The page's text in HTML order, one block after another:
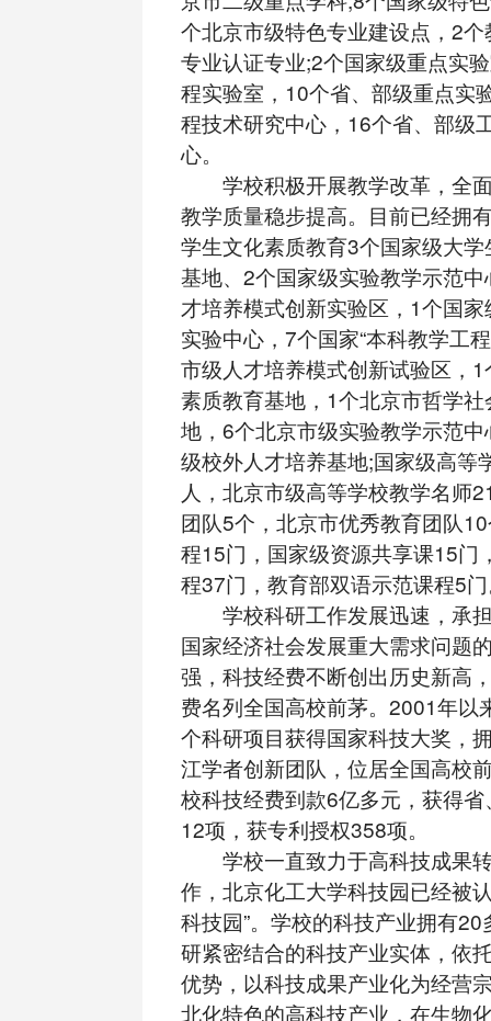
个北京市级特色专业建设点，2
专业认证专业;2个国家级重点实
程实验室，10个省、部级重点实
程技术研究中心，16个省、部级
心。
学校积极开展教学改革，全
教学质量稳步提高。目前已经拥
学生文化素质教育3个国家级大
基地、2个国家级实验教学示范
才培养模式创新实验区，1个国
实验中心，7个国家“本科教学工
市级人才培养模式创新试验区，
素质教育基地，1个北京市哲学
地，6个北京市级实验教学示范
级校外人才培养基地;国家级高等
人，北京市级高等学校教学名师
团队5个，北京市优秀教育团队
程15门，国家级资源共享课15门
程37门，教育部双语示范课程5
学校科研工作发展迅速，承
国家经济社会发展重大需求问题
强，科技经费不断创出历史新高
费名列全国高校前茅。2001年以
个科研项目获得国家科技大奖，
江学者创新团队，位居全国高校
校科技经费到款6亿多元，获得
12项，获专利授权358项。
学校一直致力于高科技成果
作，北京化工大学科技园已经被
科技园”。学校的科技产业拥有
研紧密结合的科技产业实体，依
优势，以科技成果产业化为经营
北化特色的高科技产业，在生物